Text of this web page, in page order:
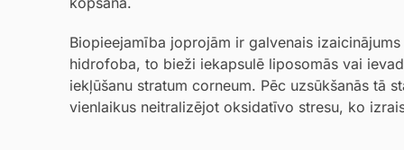
Biopieejamība joprojām ir galvenais
hidrofoba, to bieži iekapsulē liposomās vai
iekļūšanu stratum corneum. Pēc uzsūkšanās tā
vienlaikus neitralizējot oksidatīvo stresu, ko